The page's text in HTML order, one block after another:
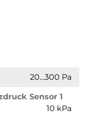
20…300 Pa
Sensor 1
10 kPa